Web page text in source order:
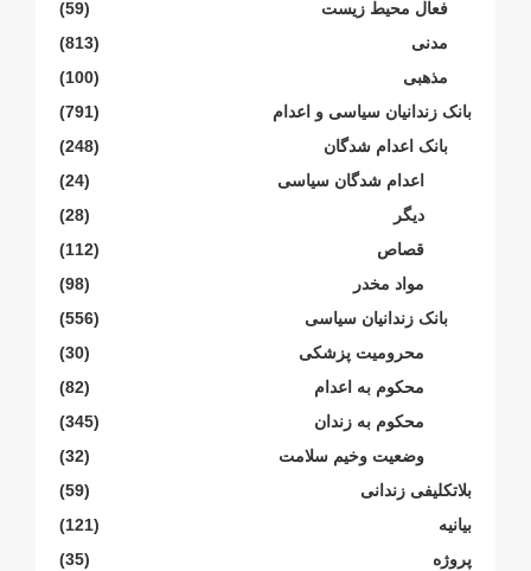
فعال محیط زیست
(59)
مدنی
(813)
مذهبی
(100)
بانک زندانیان سیاسی و اعدام
(791)
بانک اعدام شدگان
(248)
اعدام شدگان سیاسی
(24)
دیگر
(28)
قصاص
(112)
مواد مخدر
(98)
بانک زندانیان سیاسی
(556)
محرومیت پزشکی
(30)
محکوم بە اعدام
(82)
محکوم بە زندان
(345)
وضعیت وخیم سلامت
(32)
بلاتکلیفی زندانی
(59)
بیانیە
(121)
پروژە
(35)